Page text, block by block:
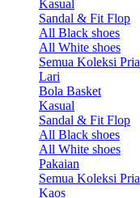
Kasual
Sandal & Fit Flop
All Black shoes
All White shoes
Semua Koleksi Pria
Lari
Bola Basket
Kasual
Sandal & Fit Flop
All Black shoes
All White shoes
Pakaian
Semua Koleksi Pria
Kaos